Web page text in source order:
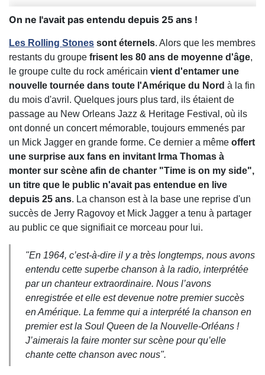
On ne l'avait pas entendu depuis 25 ans !
Les Rolling Stones sont éternels. Alors que les membres
restants du groupe frisent les 80 ans de moyenne d'âge,
le groupe culte du rock américain vient d'entamer une
nouvelle tournée dans toute l'Amérique du Nord à la fin
du mois d'avril. Quelques jours plus tard, ils étaient de
passage au New Orleans Jazz & Heritage Festival, où ils
ont donné un concert mémorable, toujours emmenés par
un Mick Jagger en grande forme. Ce dernier a même offert
une surprise aux fans en invitant Irma Thomas à
monter sur scène afin de chanter "Time is on my side",
un titre que le public n'avait pas entendue en live
depuis 25 ans. La chanson est à la base une reprise d'un
succès de Jerry Ragovoy et Mick Jagger a tenu à partager
au public ce que signifiait ce morceau pour lui.
"En 1964, c’est-à-dire il y a très longtemps, nous avons
entendu cette superbe chanson à la radio, interprétée
par un chanteur extraordinaire. Nous l’avons
enregistrée et elle est devenue notre premier succès
en Amérique. La femme qui a interprété la chanson en
premier est la Soul Queen de la Nouvelle-Orléans !
J’aimerais la faire monter sur scène pour qu’elle
chante cette chanson avec nous".